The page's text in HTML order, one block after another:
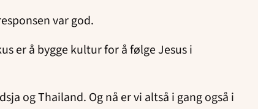
var god.
er å bygge kultur for å følge Jesus i
og Thailand. Og nå er vi altså i gang også i